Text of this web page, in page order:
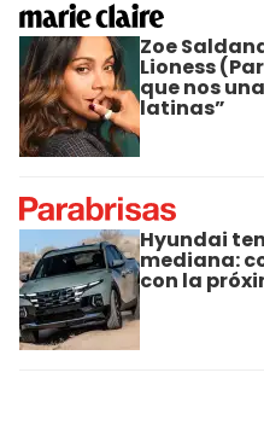
Zoe
Lioness
que nos
latinas”
Hyundai
mediana:
con la